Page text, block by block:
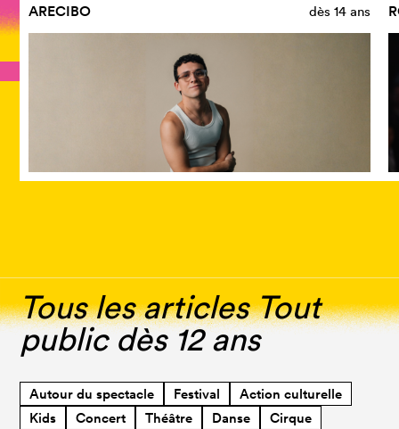
ARECIBO
dès 14 ans
Tous les articles Tout
public dès 12 ans
Autour du spectacle Festival
Action culturelle
Kids
Concert Théâtre Danse
Cirque